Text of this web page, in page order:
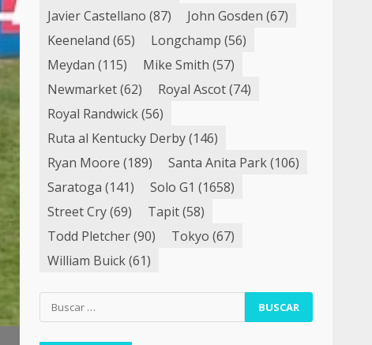
Javier Castellano (87) John Gosden (67)
Keeneland (65) Longchamp (56)
Meydan (115) Mike Smith (57)
Newmarket(62) Royal Ascot(74)
Royal Randwick(56)
Ruta al Kentucky Derby(146)
Ryan Moore (189) Santa Anita Park(106)
Saratoga (141) Solo G1 (1658)
Street Cry(69) Tapit(58)
Todd Pletcher(90) Tokyo (67)
William Buick(61)
Buscar: